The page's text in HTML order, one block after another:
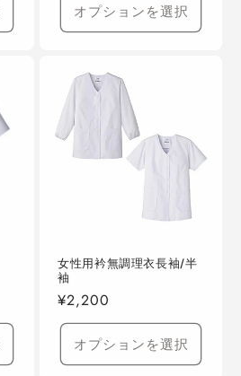
格
オプションを選択
女性用衿無調理衣長袖/半
袖
通
常
格
¥2,200
オプションを選択